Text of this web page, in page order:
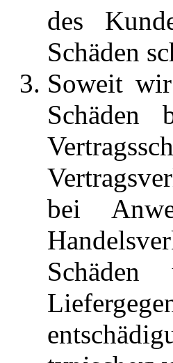
des
Schäden
Soweit
Schäden
bei